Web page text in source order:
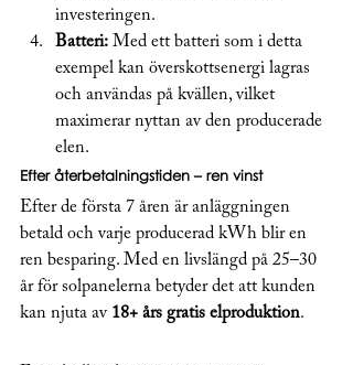
investeringen.
Batteri: Med ett batteri som i detta
exempel kan överskottsenergi lagras
och användas på kvällen, vilket
maximerar nyttan av den producerade
elen.
Efter återbetalningstiden – ren vinst
Efter de första 7 åren är anläggningen
betald och varje producerad kWh blir en
ren besparing. Med en livslängd på 25–30
år för solpanelerna betyder det att kunden
kan njuta av 18+ års gratis elproduktion.